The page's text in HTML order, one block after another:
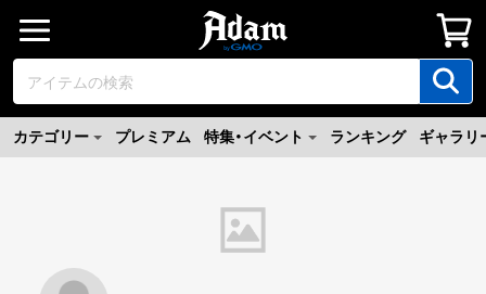
カテゴリー プレミアム 特集・イベント ランキング ギャラリ